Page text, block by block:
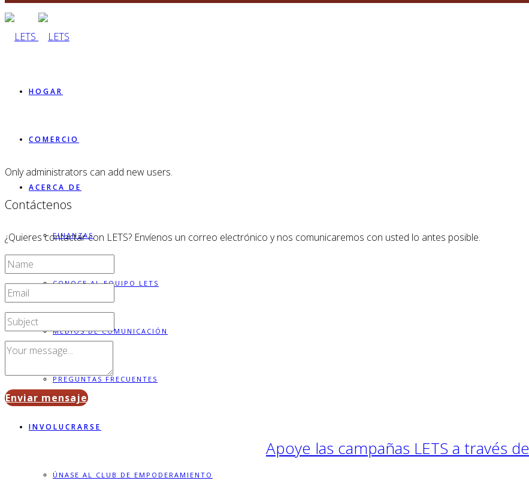
HOGAR
COMERCIO
ACERCA DE
FINANZAS
CONOCE AL EQUIPO LETS
MEDIOS DE COMUNICACIÓN
PREGUNTAS FRECUENTES
INVOLUCRARSE
ÚNASE AL CLUB DE EMPODERAMIENTO
Only administrators can add new users.
Contáctenos
¿Quieres contactar con LETS? Envíenos un correo electrónico y nos comunicaremos con usted lo antes posible.
Enviar mensaje
Apoye las campañas LETS a través de